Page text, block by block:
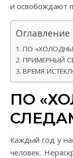
и освобождают
Оглавление
ПО
ПРИМЕРНЫЙ
ВРЕМЯ
ПО
Каждый год у
человек.